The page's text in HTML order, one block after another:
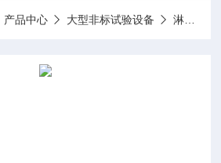
产品中心 大型非标试验设备 淋雨试验箱